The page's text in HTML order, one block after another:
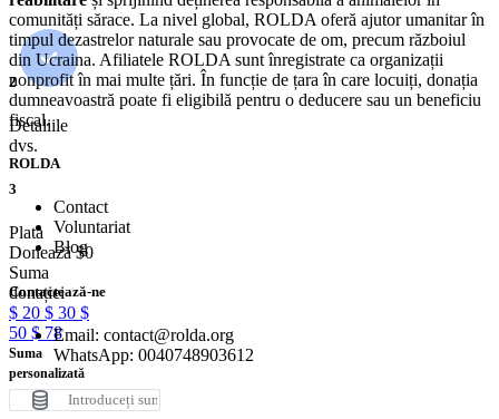
2
Detaliile
dvs.
3
Plata
Donează$0
Suma
donației
$ 20 $ 30 $
50 $ 78
Suma
personalizată
comunități sărace. La nivel global, ROLDA oferă ajutor umanitar în
timpul dezastrelor naturale sau provocate de om, precum războiul
din Ucraina. Afiliatele ROLDA sunt înregistrate ca organizații
nonprofit în mai multe țări. În funcție de țara în care locuiți, donația
dumneavoastră poate fi eligibilă pentru o deducere sau un beneficiu
fiscal.
ROLDA
Contact
Voluntariat
Blog
Contactează-ne
Email: contact@rolda.org
WhatsApp: 0040748903612
Promisiunea noastră